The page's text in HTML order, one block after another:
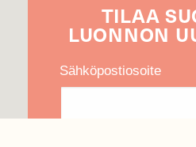
TILAA
LUONNON
Sähköpostiosoite